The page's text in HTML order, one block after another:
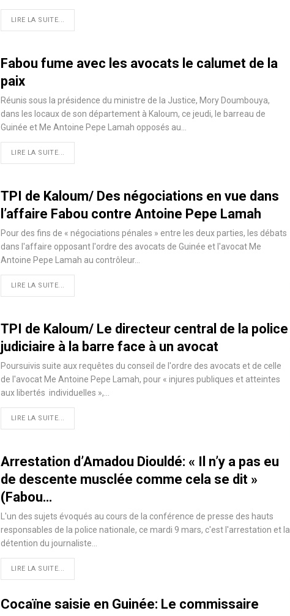
LIRE LA SUITE...
Fabou fume avec les avocats le calumet de la
paix
Réunis sous la présidence du ministre de la Justice, Mory Doumbouya,
dans les locaux de son département à Kaloum, ce jeudi, le barreau de
Guinée et Me Antoine Pepe Lamah opposés au…
LIRE LA SUITE...
TPI de Kaloum/ Des négociations en vue dans
l’affaire Fabou contre Antoine Pepe Lamah
Pour des fins de « négociations pénales » entre les deux parties, les débats
dans l'affaire opposant l'ordre des avocats de Guinée et l'avocat Me
Antoine Pepe Lamah au contrôleur…
LIRE LA SUITE...
TPI de Kaloum/ Le directeur central de la police
judiciaire à la barre face à un avocat
Poursuivis suite aux requêtes du conseil de l'ordre des avocats et de celle
de l'avocat Me Antoine Pepe Lamah, pour « injures publiques et atteintes
aux libertés individuelles »,…
LIRE LA SUITE...
Arrestation d’Amadou Diouldé: « Il n’y a pas eu
de descente musclée comme cela se dit »
(Fabou…
L'un des sujets évoqués au cours de la conférence de presse des hauts
responsables de la police nationale, ce mardi 9 mars, c'est l'arrestation et la
détention du journaliste
LIRE LA SUITE...
Cocaïne saisie en Guinée: Le commissaire